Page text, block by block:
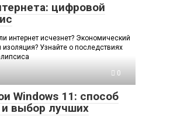
цифровой
интернет исчезнет? Экономический
изоляция? Узнайте о последствиях
0
Windows 11: способ
и выбор лучших